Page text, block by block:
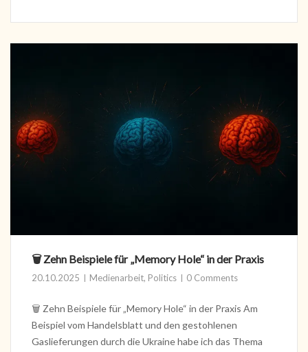
🗑️ Zehn Beispiele für „Memory Hole“ in der Praxis
20.10.2025 Medienarbeit, Politics 0 Comments
🗑️ Zehn Beispiele für „Memory Hole“ in der Praxis Am
Beispiel vom Handelsblatt und den gestohlenen
Gaslieferungen durch die Ukraine habe ich das Thema